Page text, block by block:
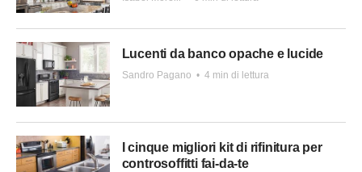
Lucenti da banco opache e lucide
Sandro Pagano • 4 min di lettura
I cinque migliori kit di rifinitura per
controsoffitti fai-da-te